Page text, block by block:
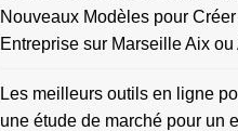
Nouveaux Modèles pour
Entreprise sur Marseille Aix ou
Les meilleurs outils en ligne
une étude de marché pour un